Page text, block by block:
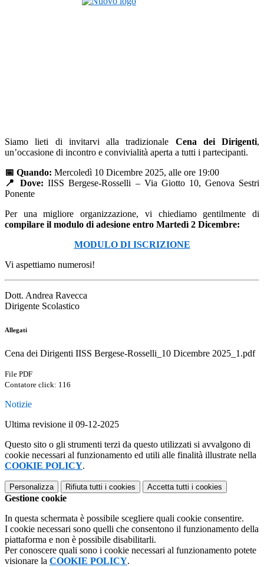
Siamo lieti di invitarvi alla tradizionale Cena dei Dirigenti,
un’occasione di incontro e convivialità aperta a tutti i partecipanti.
📅 Quando: Mercoledì 10 Dicembre 2025, alle ore 19:00
📍 Dove: IISS Bergese-Rosselli – Via Giotto 10, Genova Sestri
Ponente
Per una migliore organizzazione, vi chiediamo gentilmente di
compilare il modulo di adesione entro Martedì 2 Dicembre:
MODULO DI ISCRIZIONE
Vi aspettiamo numerosi!
Dott. Andrea Ravecca
Dirigente Scolastico
Allegati
Cena dei Dirigenti IISS Bergese-Rosselli_10 Dicembre 2025_1.pdf
File PDF
Contatore click: 116
Notizie
Ultima revisione il 09-12-2025
Questo sito o gli strumenti terzi da questo utilizzati si avvalgono di
cookie necessari al funzionamento ed utili alle finalità illustrate nella
COOKIE POLICY.
Personalizza Rifiuta tutti i cookies Accetta tutti i cookies
Gestione cookie
In questa schermata è possibile scegliere quali cookie consentire.
I cookie necessari sono quelli che consentono il funzionamento della
piattaforma e non è possibile disabilitarli.
Per conoscere quali sono i cookie necessari al funzionamento potete
visionare la COOKIE POLICY.